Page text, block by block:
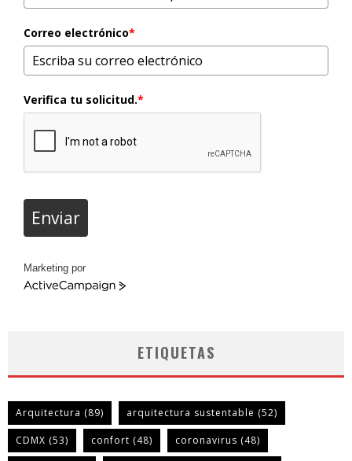
Correo electrónico*
Verifica tu solicitud.*
Enviar
Marketing por
ActiveCampaign
ETIQUETAS
Arquitectura (89) arquitectura sustentable (52)
CDMX (53) confort (48) coronavirus (48)